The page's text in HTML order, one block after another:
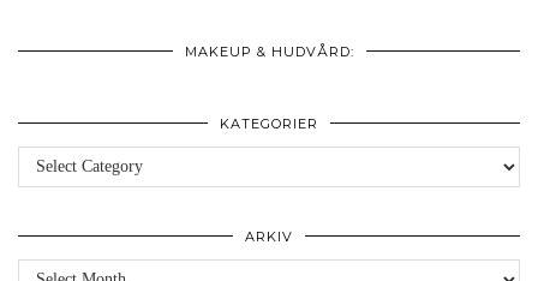
MAKEUP & HUDVÅRD:
KATEGORIER
Kategorier
ARKIV
Arkiv